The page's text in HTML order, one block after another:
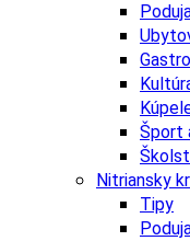
Gastro
Šport
Nitriansky
Tipy